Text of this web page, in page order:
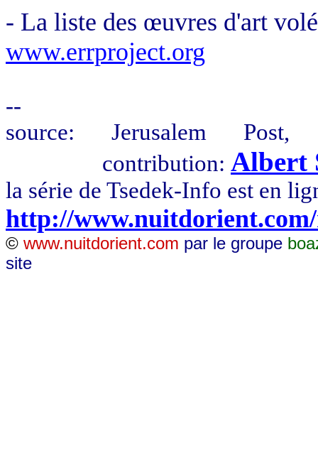
- La liste des œuvres d'art
www.errproject.org
--
source: Jerusalem Post,
contribution: Albert
la série de Tsedek-Info est en
http://
© www.nuitdorient.com par le groupe
site